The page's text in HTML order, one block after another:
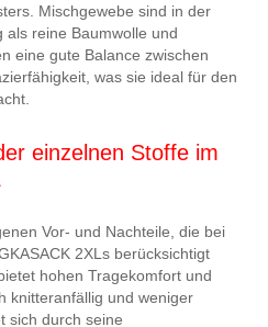
Mischgewebe sind in der
als reine Baumwolle und
eine gute Balance zwischen
was sie ideal für den
einzelnen Stoffe im
Vor- und Nachteile, die bei
2XLs berücksichtigt
hohen Tragekomfort und
knitteranfällig und weniger
sich durch seine